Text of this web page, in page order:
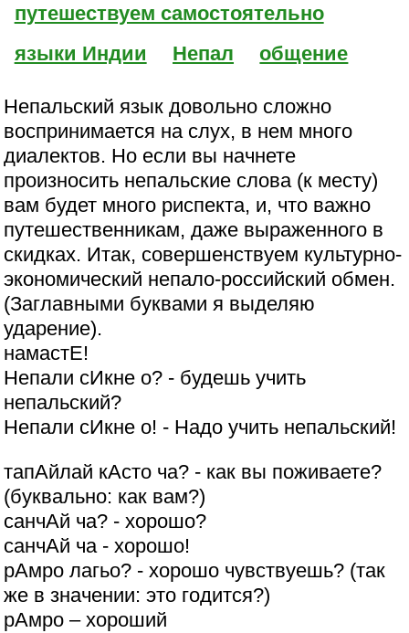
путешествуем самостоятельно
языки Индии
Непал общение
Непальский язык довольно сложно
воспринимается на слух, в нем много
диалектов. Но если вы начнете
произносить непальские слова (к месту)
вам будет много риспекта, и, что важно
путешественникам, даже выраженного в
скидках. Итак, совершенствуем культурно-
экономический непало-российский обмен.
(Заглавными буквами я выделяю
ударение).
намастЕ!
Непали сИкне о? - будешь учить
непальский?
Непали сИкне о! - Надо учить непальский!
тапАйлай кАсто ча? - как вы поживаете?
(буквально: как вам?)
санчАй ча? - хорошо?
санчАй ча - хорошо!
рАмро лагьо? - хорошо чувствуешь? (так
же в значении: это годится?)
рАмро – хороший